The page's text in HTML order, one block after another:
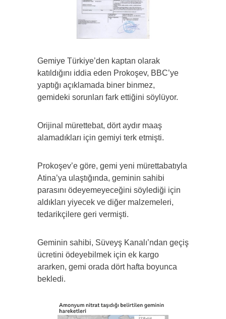
Gemiye Türkiye’den kaptan olarak
katıldığını iddia eden Prokoşev, BBC’ye
yaptığı açıklamada biner binmez,
gemideki sorunları fark ettiğini söylüyor.
Orijinal mürettebat, dört aydır maaş
alamadıkları için gemiyi terk etmişti.
Prokoşev’e göre, gemi yeni mürettabatıyla
Atina’ya ulaştığında, geminin sahibi
parasını ödeyemeyeceğini söylediği için
aldıkları yiyecek ve diğer malzemeleri,
tedarikçilere geri vermişti.
Geminin sahibi, Süveyş Kanalı’ndan geçiş
ücretini ödeyebilmek için ek kargo
ararken, gemi orada dört hafta boyunca
bekledi.